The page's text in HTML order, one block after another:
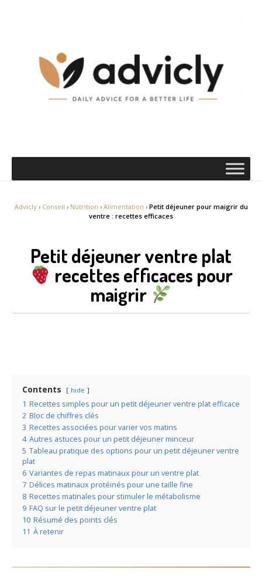
Advicly› Conseil › Nutrition › Alimentation › Petit déjeuner pour maigrir du
ventre : recettes efficaces
Petit déjeuner ventre plat
recettes efficaces pour
maigrir
Contents hide
1 Recettes simples pour un petit déjeuner ventre plat efficace
2 Bloc de chiffres clés
3 Recettes associées pour varier vos matins
4 Autres astuces pour un petit déjeuner minceur
5 Tableau pratique des options pour un petit déjeuner ventre
plat
6 Variantes de repas matinaux pour un ventre plat
7 Délices matinaux protéinés pour une taille fine
8 Recettes matinales pour stimuler le métabolisme
9 FAQ sur le petit déjeuner ventre plat
10 Résumé des points clés
11 À retenir